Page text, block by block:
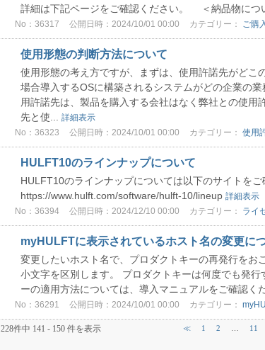
詳細は下記ページをご確認ください。 ＜納品物に
No：36317 公開日時：2024/10/01 00:00 カテゴリー： ご購
使用形態の判断方法について
使用形態の考え方ですが、まずは、使用許諾先がどこ
場合導入するOSに構築されるシステムがどの企業の
用許諾先は、製品を購入する会社はなく弊社との使
先と使...
詳細表示
No：36323 公開日時：2024/10/01 00:00 カテゴリー： 使用
HULFT10のラインナップについて
HULFT10のラインナップについては以下のサイト
https://www.hulft.com/software/hulft-10/lineup 詳細表示
No：36394 公開日時：2024/12/10 00:00 カテゴリー： ライ
myHULFTに表示されているホスト名の変更に
変更したいホスト名で、プロダクトキーの再発行をお
小文字を区別します。 プロダクトキーは何度でも発
ーの適用方法については、導入マニュアルをご確認く
No：36291 公開日時：2024/10/01 00:00 カテゴリー：
228件中 141 - 150 件を表示 ≪ 1 2 11